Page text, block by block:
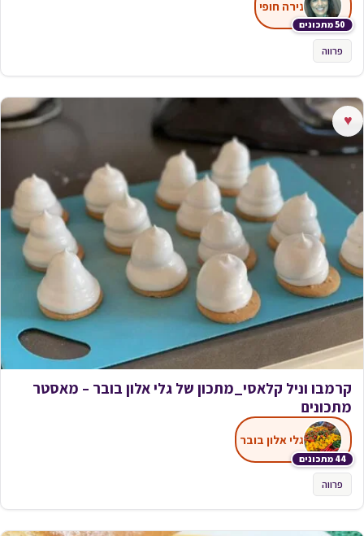
50 מתכונים
נירה חופי
פרווה
♥
קרמבו וניל קלאסי_מתכון של גלי אלון בובר – מאסטר
מתכונים
44 מתכונים
גלי אלון בובר
פרווה